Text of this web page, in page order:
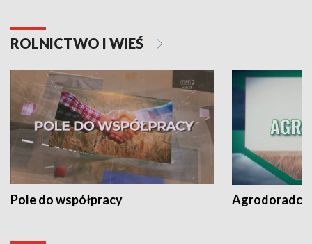
ROLNICTWO I WIEŚ
Pole do współpracy Agrodoradcy